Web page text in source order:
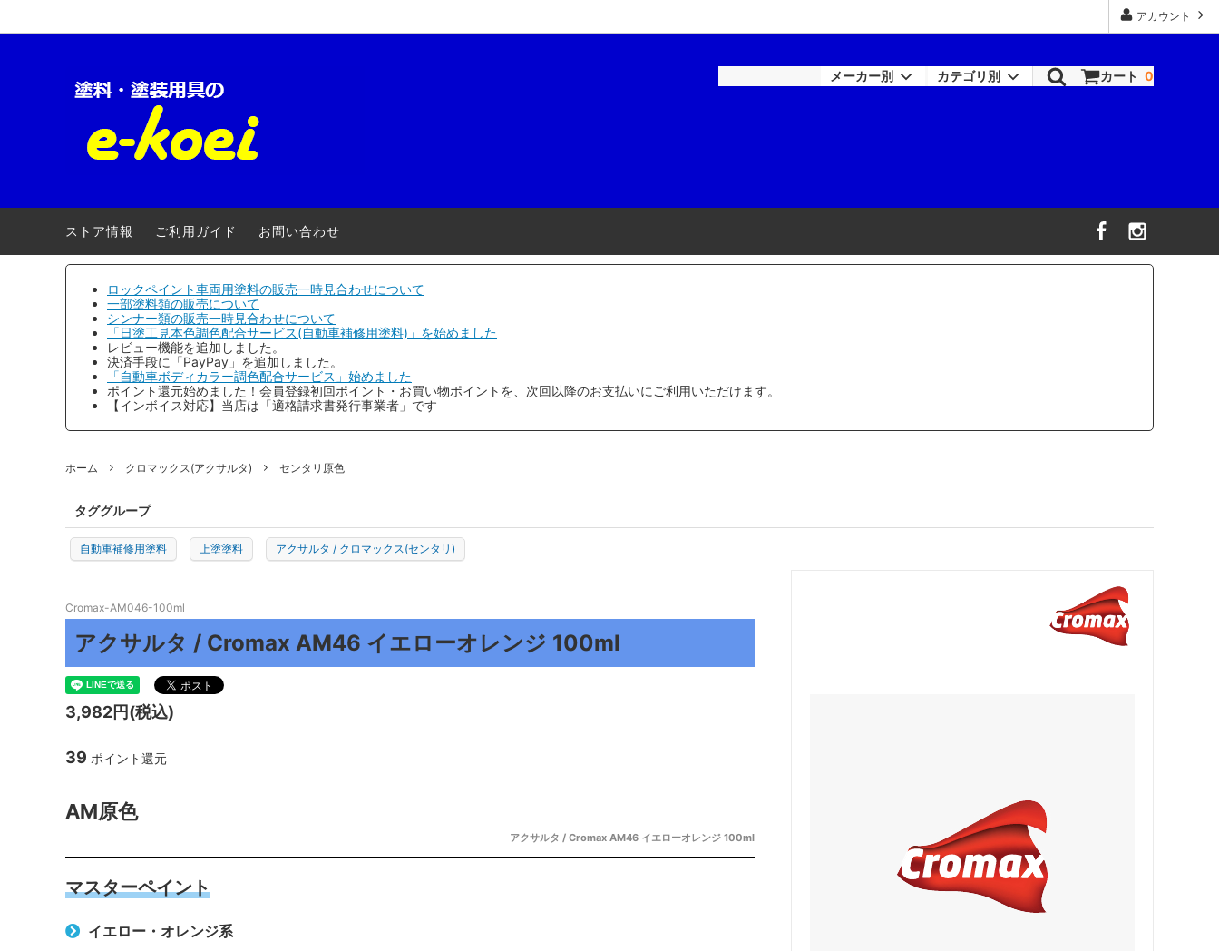
アカウント
カート 0
メーカー別
ロックペイント-車両用
三井化学産資 大阪ガスケミカル 和信化学工業 ワトコ
ファレクラ ゆたか磨材
メグロ化学工業
明治機械製作所
コンパクトツール 埼玉精機 KTC(京都機械工具)
プロトリオス マルテー大塚 ロック商事 カモ井加工紙
J TAPE
TEROSON
KYOTO DETAIL ADENNA
カテゴリ別
【キャンペーン】
安全衛生用品
ストア情報
ご利用ガイド お問い合わせ
ロックペイント車両用塗料の販売一時見合わせについて
一部塗料類の販売について
シンナー類の販売一時見合わせについて
「日塗工見本色調色配合サービス(自動車補修用塗料)」を始めました
レビュー機能を追加しました。
決済手段に「PayPay」を追加しました。
「自動車ボディカラー調色配合サービス」始めました
ポイント還元始めました！会員登録初回ポイント・お買い物ポイントを、次回以降のお支払いにご利用いただけます。
【インボイス対応】当店は「適格請求書発行事業者」です
ホーム クロマックス(アクサルタ) センタリ原色
タググループ
自動車補修用塗料 上塗塗料 アクサルタ / クロマックス(センタリ)
Cromax-AM046-100ml
アクサルタ / Cromax AM46 イエローオレンジ 100ml
3,982円(税込)
39 ポイント還元
AM原色
アクサルタ / Cromax AM46 イエローオレンジ 100ml
マスターペイント
イエロー・オレンジ系